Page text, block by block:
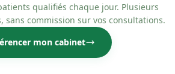
qualifiés chaque jour. Plusieurs
sans commission sur vos consultations.
mon cabinet